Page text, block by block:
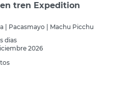
tren Expedition
| Pacasmayo |
Machu Picchu
dias
2026